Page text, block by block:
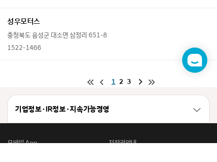
성우모터스
충청북도 음성군 대소면 삼정리 651-8
1522-1466
1 2 3
챗
봇
기업정보 · IR정보 · 지속가능경영
모바일 App 저작권안내